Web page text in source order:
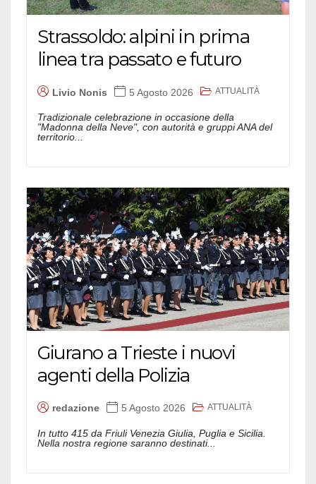
Strassoldo: alpini in prima
linea tra passato e futuro
Livio Nonis 5 Agosto 2026 ATTUALITÀ
Tradizionale celebrazione in occasione della
"Madonna della Neve", con autorità e gruppi ANA del
territorio...
Giurano a Trieste i nuovi
agenti della Polizia
redazione 5 Agosto 2026 ATTUALITÀ
In tutto 415 da Friuli Venezia Giulia, Puglia e Sicilia.
Nella nostra regione saranno destinati...